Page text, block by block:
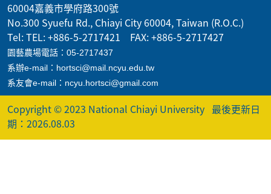
60004嘉義市學府路300號
No.300 Syuefu Rd., Chiayi City 60004, Taiwan (R.O.C.)
Tel: TEL: +886-5-2717421 FAX: +886-5-2717427
園藝農場電話：05-2717437
系辦e-mail：hortsci@mail.ncyu.edu.tw
系友會e-mail：ncyu.hortsci@gmail.com
Copyright © 2023 National Chiayi University 最後更新日
期：2026.08.03